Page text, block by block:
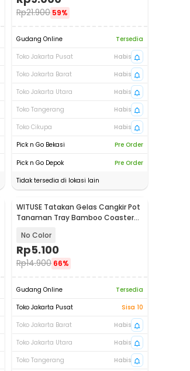
Rp21.900 59%
Gudang Online
Tersedia
Toko Jakarta Pusat
Habis
Toko Jakarta Barat
Habis
Toko Jakarta Utara
Habis
Toko Tangerang
Habis
Toko Cikupa
Habis
Pick n Go Bekasi
Pre Order
Pick n Go Depok
Pre Order
Tidak tersedia di lokasi lain
WITUSE Tatakan Gelas Cangkir Pot
Tanaman Tray Bamboo Coaster
No Color
Rp5.100
Rp14.900 66%
Gudang Online
Tersedia
Toko Jakarta Pusat
Sisa 10
Toko Jakarta Barat
Habis
Toko Jakarta Utara
Habis
Toko Tangerang
Habis